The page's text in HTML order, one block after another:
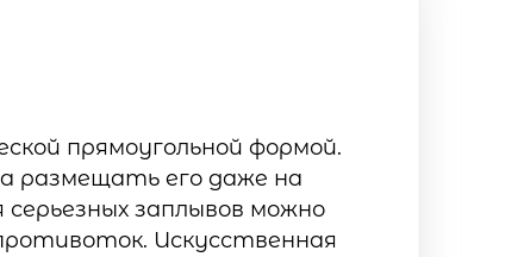
прямоугольной формой.
размещать его даже на
заплывов можно
Искусственная